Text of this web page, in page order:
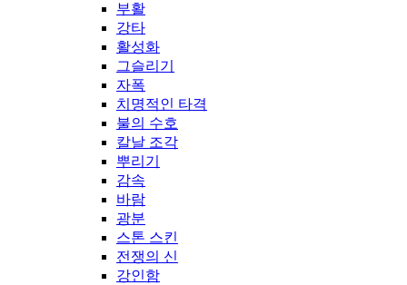
부활
강타
활성화
그슬리기
자폭
치명적인 타격
불의 수호
칼날 조각
뿌리기
감속
바람
광분
스톤 스킨
전쟁의 신
강인함